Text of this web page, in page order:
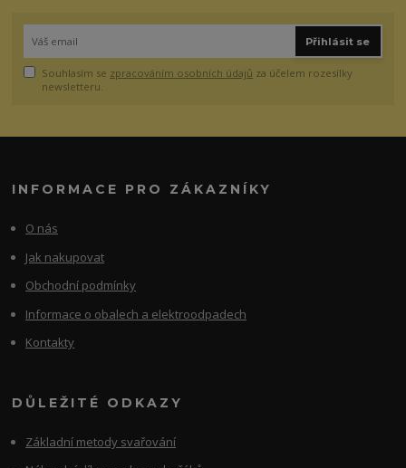
Přihlásit se
Souhlasím se zpracováním osobních údajů za účelem rozesílky
newsletteru.
INFORMACE PRO ZÁKAZNÍKY
O nás
Jak nakupovat
Obchodní podmínky
Informace o obalech a elektroodpadech
Kontakty
DŮLEŽITÉ ODKAZY
Základní metody svařování